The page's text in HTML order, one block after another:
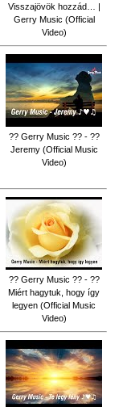
Visszajövök hozzád… |
Gerry Music (Official
Video)
?? Gerry Music ?? - ??
Jeremy (Official Music
Video)
?? Gerry Music ?? - ??
Miért hagytuk, hogy így
legyen (Official Music
Video)